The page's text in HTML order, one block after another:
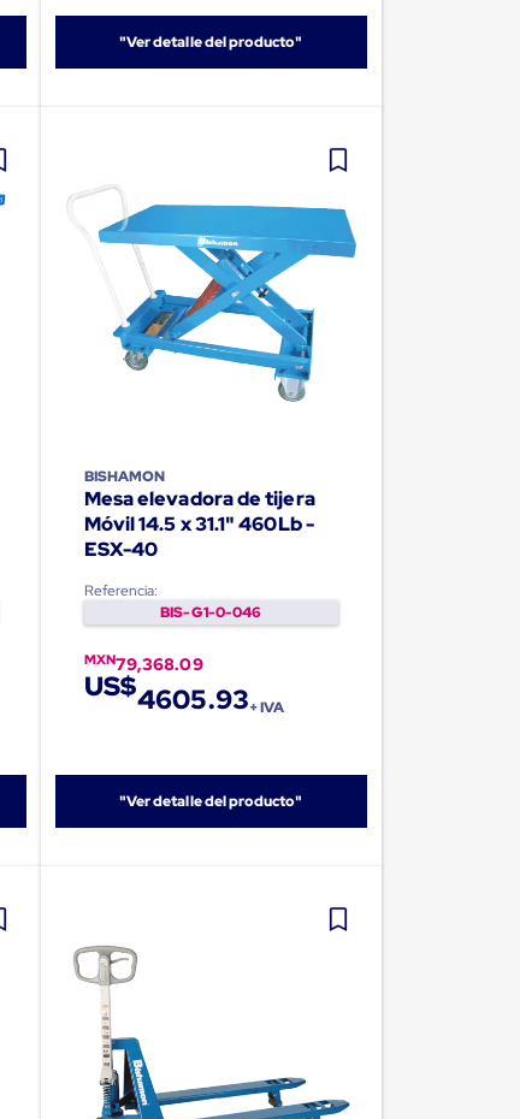
"Ver detalle del producto"
BISHAMON
Mesa elevadora de tijera
Móvil 14.5 x 31.1" 460Lb -
ESX-40
Referencia:
BIS-G1-0-046
MXN79,368.09
US$4605.93+ IVA
"Ver detalle del producto"